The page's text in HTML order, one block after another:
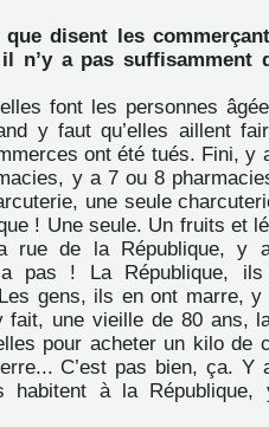
que disent les
n’y a pas suffisamment
font les personnes
y faut qu’elles aillent
ont été tués. Fini, y
y a 7 ou 8
une seule
! Une seule. Un fruits et
rue de la République, y
pas ! La République,
gens, ils en ont marre, y
fait, une vieille de 80 ans,
pour acheter un kilo de
C’est pas bien, ça. Y
habitent à la